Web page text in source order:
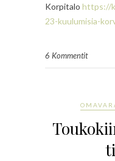
Korpitalo https://
23-kuulumisia-
6 Kommentit